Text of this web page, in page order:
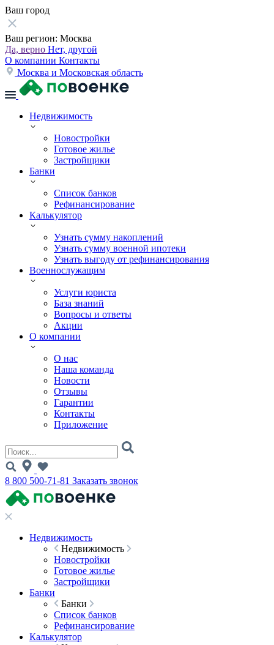
Ваш город
Ваш регион: Москва
Да, верно Нет, другой
О компании Контакты
Москва и Московская область
Недвижимость
Новостройки
Готовое жилье
Застройщики
Банки
Список банков
Рефинансирование
Калькулятор
Узнать сумму накоплений
Узнать сумму военной ипотеки
Узнать выгоду от рефинансирования
Военнослужащим
Услуги юриста
База знаний
Вопросы и ответы
Акции
О компании
О нас
Наша команда
Новости
Отзывы
Гарантии
Контакты
Приложение
8 800 500-71-81 Заказать звонок
Недвижимость
Недвижимость
Новостройки
Готовое жилье
Застройщики
Банки
Банки
Список банков
Рефинансирование
Калькулятор